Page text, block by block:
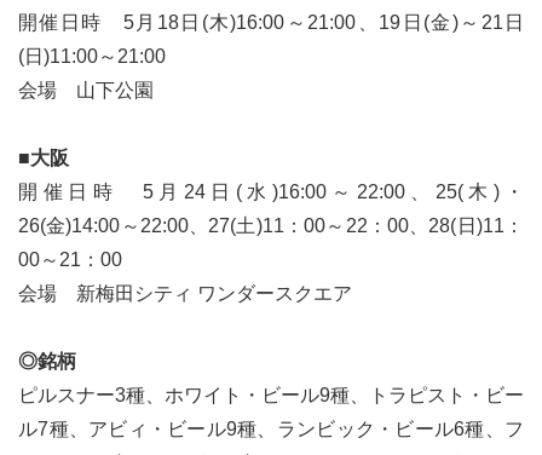
開催日時 5月18日(木)16:00～21:00、19日(金)～21日
(日)11:00～21:00
会場 山下公園
■大阪
開催日時 5月24日(水)16:00～22:00、25(木)・
26(金)14:00～22:00、27(土)11：00～22：00、28(日)11：
00～21：00
会場 新梅田シティ ワンダースクエア
◎銘柄
ピルスナー3種、ホワイト・ビール9種、トラピスト・ビー
ル7種、アビィ・ビール9種、ランビック・ビール6種、フ